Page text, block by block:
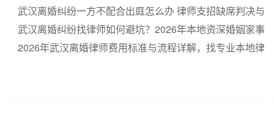
割不吃亏，免费解答
武汉离婚纠纷一方不配合出庭怎么办 律师支招缺席判决与
权益保护
武汉离婚纠纷找律师如何避坑？2026年本地资深婚姻家事
律所推荐，教你选对武汉离婚律师
2026年武汉离婚律师费用标准与流程详解，找专业本地律